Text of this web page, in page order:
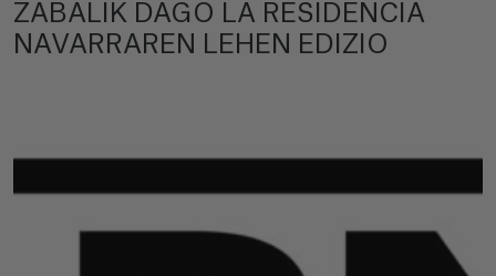
ZABALIK DAGO LA RESIDENCIA
NAVARRAREN LEHEN EDIZIO